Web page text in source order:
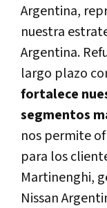
Argentina,
nuestra
Argentina.
largo plazo
fortalece
segmentos
nos permite
para los
Martinenghi,
Nissan